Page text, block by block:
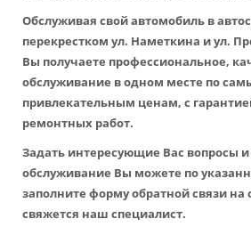
Обслуживая свой автомобиль в
перекрестком ул. Наметкина и ул.
Вы получаете профессиональное,
обслуживание в одном месте по
привлекательным ценам, с
ремонтных работ.
Задать интересующие Вас вопросы и
обслуживание Вы можете по
заполните форму обратной связи на
свяжется наш специалист.